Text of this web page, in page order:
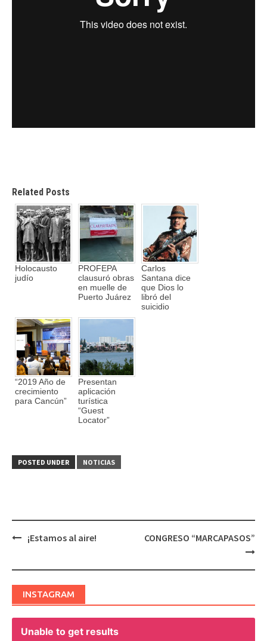
Related Posts
Holocausto
judío
PROFEPA
clausuró obras
en muelle de
Puerto Juárez
Carlos
Santana dice
que Dios lo
libró del
suicidio
“2019 Año de
crecimiento
para Cancún”
Presentan
aplicación
turística
“Guest
Locator”
POSTED UNDER NOTICIAS
¡Estamos al aire! CONGRESO “MARCAPASOS”
INSTAGRAM
Unable to get results